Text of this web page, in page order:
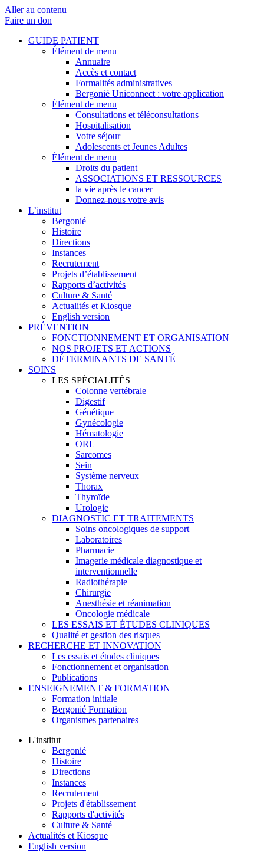
Aller au contenu
Faire un don
GUIDE PATIENT
Élément de menu
Annuaire
Accès et contact
Formalités administratives
Bergonié Uniconnect : votre application
Élément de menu
Consultations et téléconsultations
Hospitalisation
Votre séjour
Adolescents et Jeunes Adultes
Élément de menu
Droits du patient
ASSOCIATIONS ET RESSOURCES
la vie après le cancer
Donnez-nous votre avis
L’institut
Bergonié
Histoire
Directions
Instances
Recrutement
Projets d’établissement
Rapports d’activités
Culture & Santé
Actualités et Kiosque
English version
PRÉVENTION
FONCTIONNEMENT ET ORGANISATION
NOS PROJETS ET ACTIONS
DÉTERMINANTS DE SANTÉ
SOINS
LES SPÉCIALITÉS
Colonne vertébrale
Digestif
Génétique
Gynécologie
Hématologie
ORL
Sarcomes
Sein
Système nerveux
Thorax
Thyroïde
Urologie
DIAGNOSTIC ET TRAITEMENTS
Soins oncologiques de support
Laboratoires
Pharmacie
Imagerie médicale diagnostique et
interventionnelle
Radiothérapie
Chirurgie
Anesthésie et réanimation
Oncologie médicale
LES ESSAIS ET ÉTUDES CLINIQUES
Qualité et gestion des risques
RECHERCHE ET INNOVATION
Les essais et études cliniques
Fonctionnement et organisation
Publications
ENSEIGNEMENT & FORMATION
Formation initiale
Bergonié Formation
Organismes partenaires
L'institut
Bergonié
Histoire
Directions
Instances
Recrutement
Projets d'établissement
Rapports d'activités
Culture & Santé
Actualités et Kiosque
English version